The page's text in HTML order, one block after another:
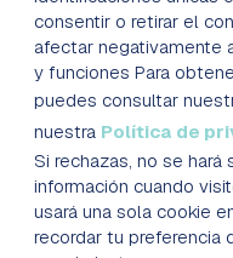
consentir o retirar el
afectar negativamente
y funciones Para
puedes consultar
nuestra Política de
Si rechazas, no se
información cuando
usará una sola cookie
recordar tu preferencia
ESCUELA
CONTACTO
RESERVAR PLAZA
BLOG
creativos y
práctica y conectada al
Con más de 50 años de
innovación, tecnología
formación real, con
en Madrid o Barcelona,
prepárate para
evolucionar.